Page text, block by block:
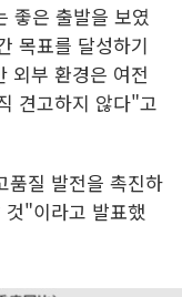
좋은 출발을 보였
목표를 달성하기
외부 환경은 여전
견고하지 않다"고
품질 발전을 촉진하
"이라고 발표했